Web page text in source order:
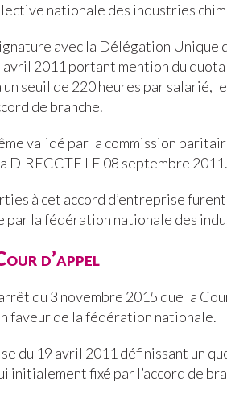
nationale des industries
avec la Délégation Unique
2011 portant mention du quota
seuil de 220 heures par salarié,
de branche.
validé par la commission
DIRECCTE LE 08 septembre 2011.
à cet accord d’entreprise
par la fédération nationale des
d’appel
du 3 novembre 2015 que la
faveur de la fédération nationale.
du 19 avril 2011 définissant un
initialement fixé par l’accord de